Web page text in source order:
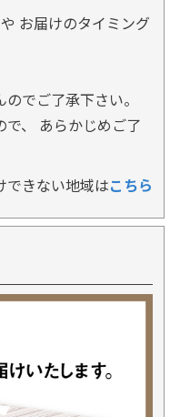
お届けのタイミング
でご了承下さい。
、 あらかじめご了
できない地域はこちら